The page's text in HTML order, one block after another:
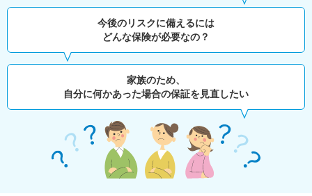
今後のリスクに備えるには
どんな保険が必要なの？
家族のため、
自分に何かあった場合の保証を見直したい